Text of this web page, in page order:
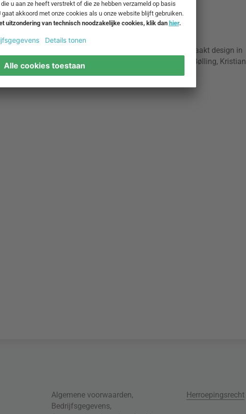
Achter de schermen bij ArchitectMade. Liefdevol handgemaakt design in
samenwerking met ontwerpers en architecten zoals Hans Bølling, Kristian
Algemene voorwaarden,
Bedrijfsgegevens,
Herroepingsrecht